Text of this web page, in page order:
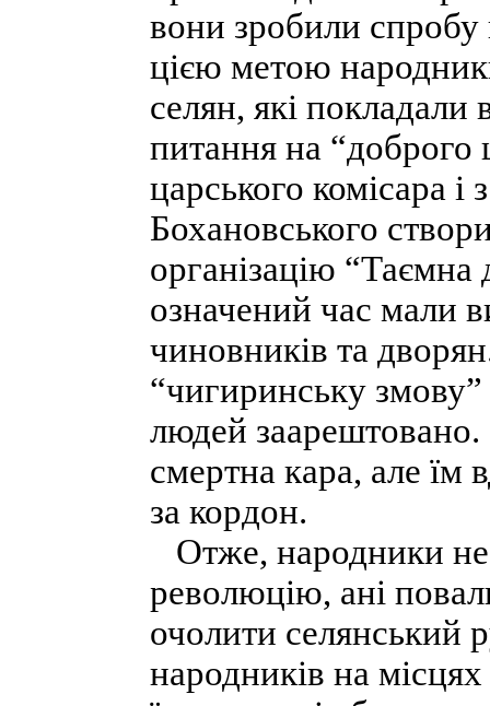
вони зробили спробу
цією метою
селян, які покладали
питання на “доб­рого
царського комісара
Бохановського
організацію
означений час мали
чиновників та
“чигиринську
людей заарештовано.
смертна кара, але їм
за кордон.
Отже, народники не
революцію, ані
очолити селянський
народників на